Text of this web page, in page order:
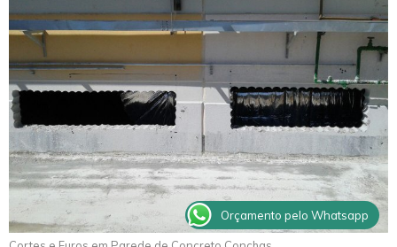
Orçamento pelo Whatsapp